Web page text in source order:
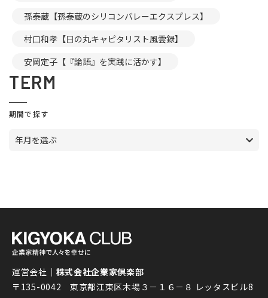
孫泰蔵【孫泰蔵のシリコンバレーエクスプレス】
村口和孝【日の丸キャピタリスト風雲録】
安岡定子【『論語』を実践に活かす】
TERM
期間で探す
年月を選ぶ
運営会社｜ 株式会社企業家倶楽部
〒135-0042 東京都江東区木場３－１６－８ レッタスビル8